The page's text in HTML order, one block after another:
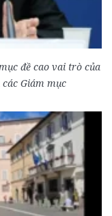
đề cao vai trò của
Giám mục